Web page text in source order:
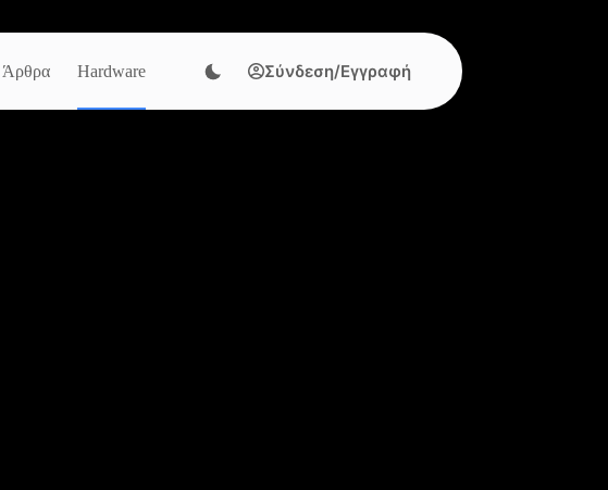
Άρθρα Hardware Σύνδεση/Εγγραφή